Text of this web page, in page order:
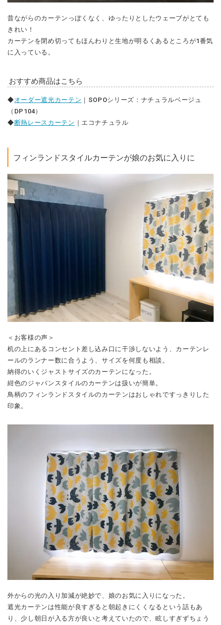
昔ながらのカーテンっぽくなく、ゆったりとしたウェーブがとても
きれい！
カーテンを閉め切ってもほんわりと生地が明るくあるところが1番気
に入っている。
おすすめ商品はこちら
◆オーダー遮光カーテン ｜SOPOシリーズ：ナチュラルベージュ
（DP104）
◆断熱レースカーテン ｜エコナチュラル
フィンランドスタイルカーテンが娘のお気に入りに
＜お客様の声＞
机の上にあるコンセント差し込み口に干渉しないよう、カーテンレ
ールのランナー数に合うよう、サイズを何度も相談。
納得のいくジャストサイズのカーテンになった。
紺色のジャパンスタイルのカーテンは扱いが簡単。
鳥柄のフィンランドスタイルのカーテンはおしゃれですっきりした
印象。
外からの光の入り加減が絶妙で、娘のお気に入りになった。
遮光カーテンは性能が良すぎると朝起きにくくなるという話もあ
り、少し朝日が入る方が良いと考えていたので、眩しすぎずちょう